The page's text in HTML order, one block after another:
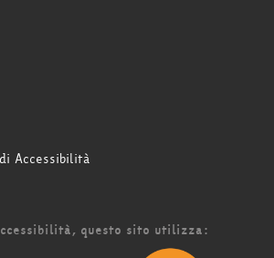
Accessibilità
questo sito utilizza: